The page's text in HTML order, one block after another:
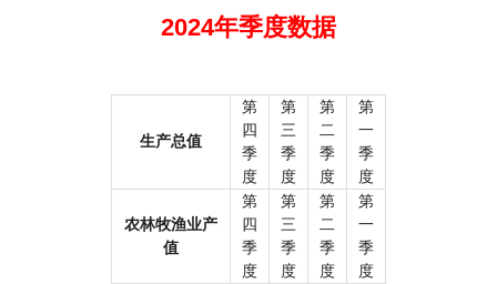
2024年季度数据
生产总值
第
四
季
度
第
三
季
度
第
二
季
度
第
一
季
度
农林牧渔业产
值
第
四
季
度
第
三
季
度
第
二
季
度
第
一
季
度